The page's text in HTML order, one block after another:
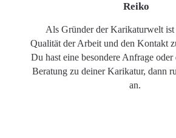
Reiko
Als Gründer der Karikaturwelt
Qualität der Arbeit und den Kontakt
Du hast eine besondere Anfrage
Beratung zu deiner Karikatur, dann
an.